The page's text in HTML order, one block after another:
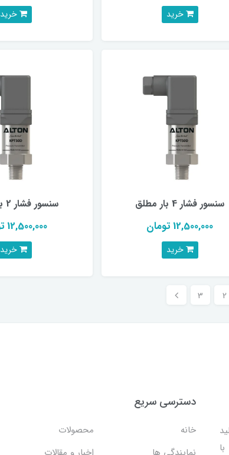
خرید خرید
سنسور فشار 4 بار مطلق
12,500,000 تومان
خرید
سنسور فشار 2 بار مطلق
12,500,000 تومان
خرید
2
3
دسترسی سریع
خانه
محصولات